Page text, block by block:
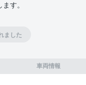
車両情報
す。
ました